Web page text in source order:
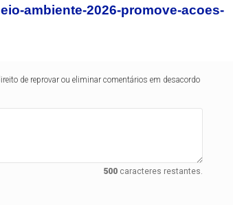
ambiente-2026-promove-acoes-
de reprovar ou eliminar comentários em desacordo
500caracteres restantes.